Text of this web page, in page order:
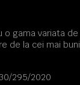
o gama variata de
de la cei mai buni
295/2020